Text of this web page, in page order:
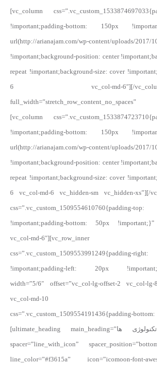
[vc_column
!important;padding-bottom: 150px
url(http://arianajam.com/wp-content/uploads/2017/
!important;background-position: center
repeat !important;background-size: cover
6 vc_col-md-6″][/vc_column][/
full_width=”stretch_row_content_no_spaces”
[vc_column
!important;padding-bottom: 150px
url(http://arianajam.com/wp-content/uploads/2017/
!important;background-position: center
repeat !important;background-size: cover
6 vc_col-md-6 vc_hidden-sm vc_hidden-xs”][/
!important;padding-bottom: 50px !important;}”
vc_col-md-6″][vc_row_inner
!important;padding-left: 20px
width=”5/6″ offset=”vc_col-lg-offset-2 vc_col-
vc_col-md-10 vc_col-
css=”.vc_custom_1509554191436{padding-
[ultimate_heading main_heading=”مهارت ها و تکنولوژی ها”
spacer=”line_with_icon”
line_color=”#f3615a” icon=”icomoon-font-